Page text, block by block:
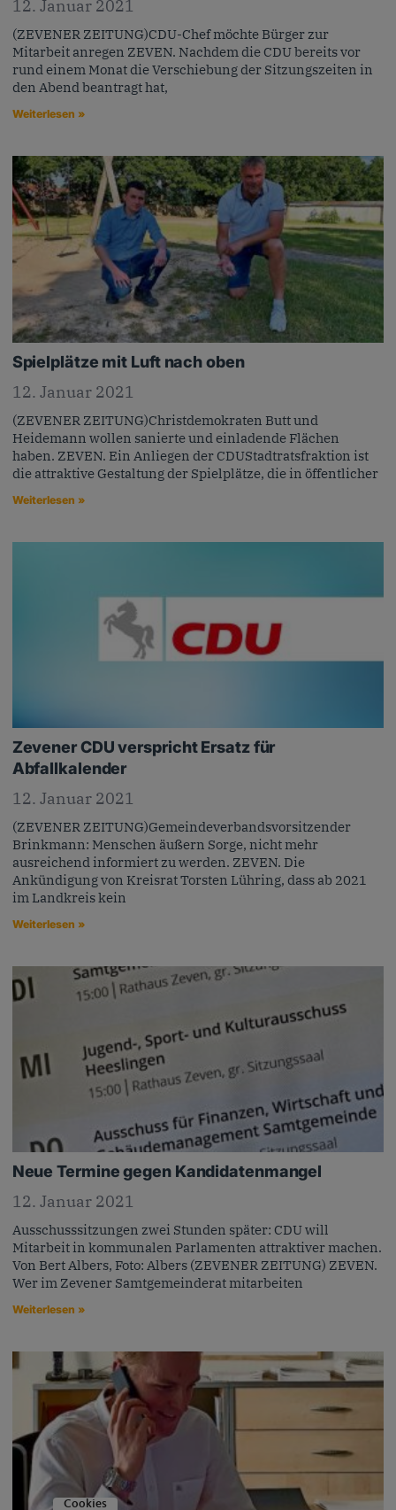
12. Januar 2021
(ZEVENER ZEITUNG)CDU-Chef möchte Bürger zur
Mitarbeit anregen ZEVEN. Nachdem die CDU bereits vor
rund einem Monat die Verschiebung der Sitzungszeiten in
den Abend beantragt hat,
Weiterlesen »
Spielplätze mit Luft nach oben
12. Januar 2021
(ZEVENER ZEITUNG)Christdemokraten Butt und
Heidemann wollen sanierte und einladende Flächen
haben. ZEVEN. Ein Anliegen der CDUStadtratsfraktion ist
die attraktive Gestaltung der Spielplätze, die in öffentlicher
Weiterlesen »
Zevener CDU verspricht Ersatz für
Abfallkalender
12. Januar 2021
(ZEVENER ZEITUNG)Gemeindeverbandsvorsitzender
Brinkmann: Menschen äußern Sorge, nicht mehr
ausreichend informiert zu werden. ZEVEN. Die
Ankündigung von Kreisrat Torsten Lühring, dass ab 2021
im Landkreis kein
Weiterlesen »
Neue Termine gegen Kandidatenmangel
12. Januar 2021
Ausschusssitzungen zwei Stunden später: CDU will
Mitarbeit in kommunalen Parlamenten attraktiver machen.
Von Bert Albers, Foto: Albers (ZEVENER ZEITUNG) ZEVEN.
Wer im Zevener Samtgemeinderat mitarbeiten
Weiterlesen »
Cookies